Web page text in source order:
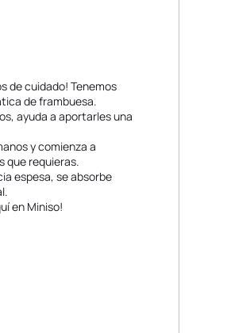
de cuidado! Tenemos
de frambuesa.
ayuda a aportarles una
y comienza a
que requieras.
espesa, se absorbe
en Miniso!